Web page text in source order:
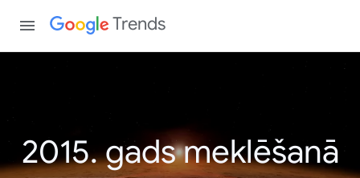
Trends
2015. gads meklēšanā